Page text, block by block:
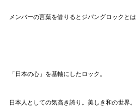
メンバーの言葉を借りるとジパングロックとは
「日本の心」を基軸にしたロック。
日本人としての気高き誇り。美しき和の世界。